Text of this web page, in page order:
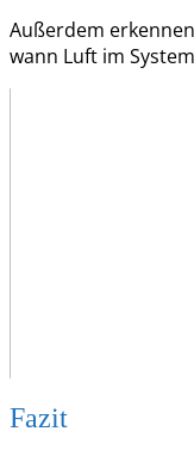
Außerdem
wann Luft im
Fazit